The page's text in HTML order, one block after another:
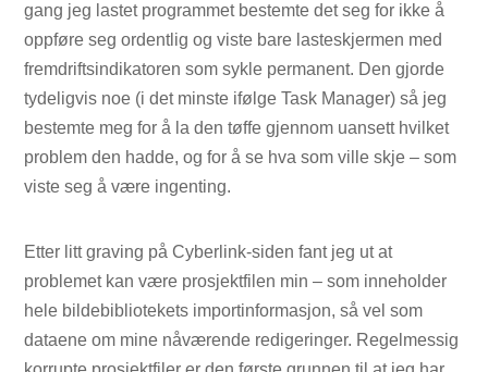
gang jeg lastet programmet bestemte det seg for ikke å
oppføre seg ordentlig og viste bare lasteskjermen med
fremdriftsindikatoren som sykle permanent. Den gjorde
tydeligvis noe (i det minste ifølge Task Manager) så jeg
bestemte meg for å la den tøffe gjennom uansett hvilket
problem den hadde, og for å se hva som ville skje – som
viste seg å være ingenting.
Etter litt graving på Cyberlink-siden fant jeg ut at
problemet kan være prosjektfilen min – som inneholder
hele bildebibliotekets importinformasjon, så vel som
dataene om mine nåværende redigeringer. Regelmessig